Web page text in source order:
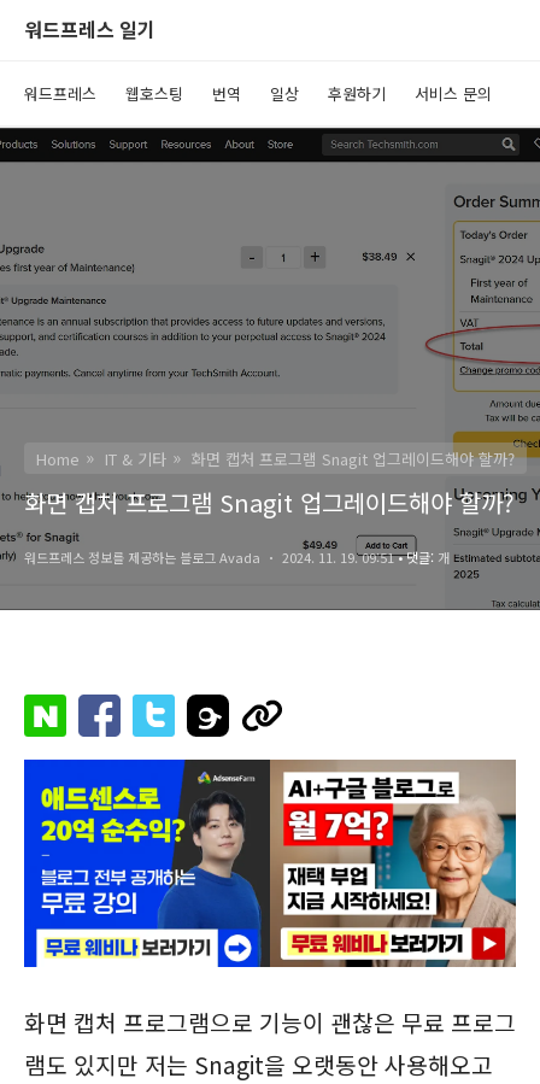
워드프레스 일기
워드프레스 웹호스팅 번역 일상 후원하기 서비스 문의
Home IT & 기타 화면 캡처 프로그램 Snagit 업그레이드해야 할까?
화면 캡처 프로그램 Snagit 업그레이드해야 할까?
워드프레스 정보를 제공하는 블로그 Avada 2024. 11. 19. 09:51• 댓글: 개
화면 캡처 프로그램으로 기능이 괜찮은 무료 프로그
램도 있지만 저는 Snagit을 오랫동안 사용해오고